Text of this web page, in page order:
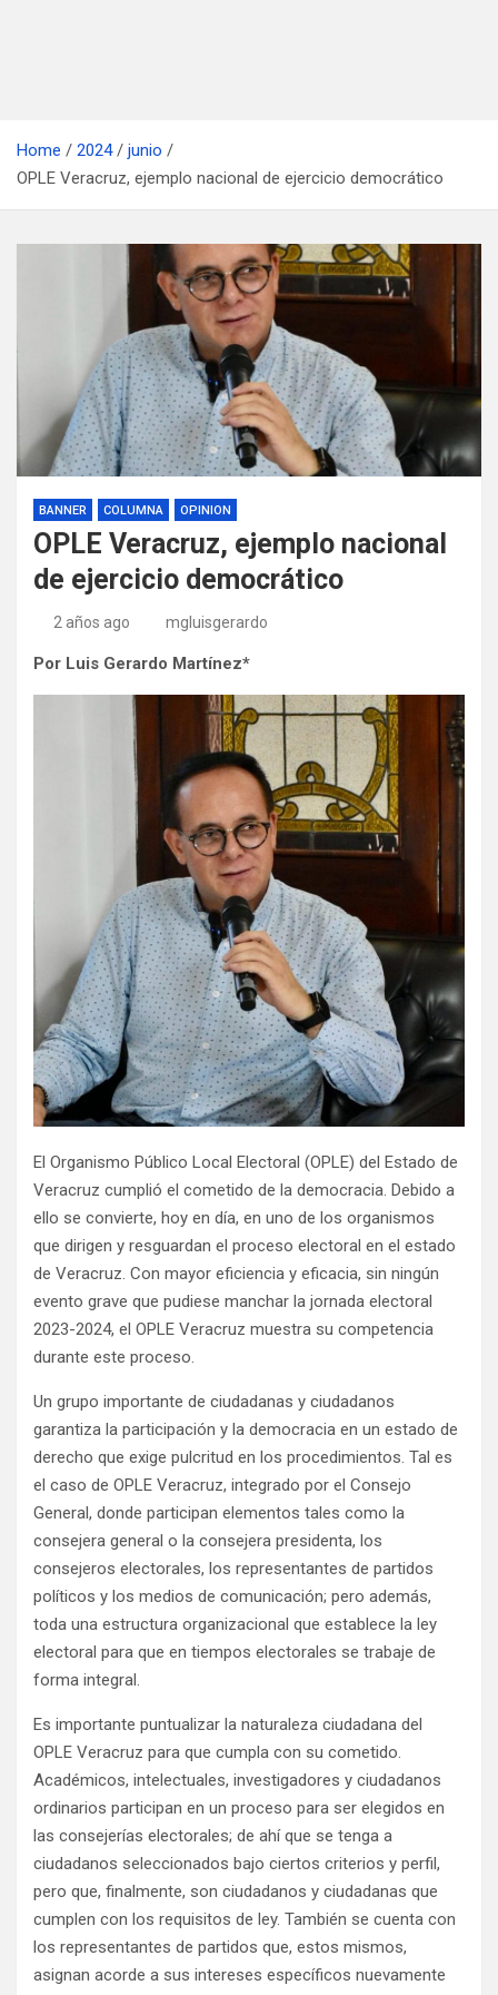
Home 2024
junio
OPLE Veracruz, ejemplo nacional de ejercicio democrático
BANNER COLUMNA OPINION
OPLE Veracruz, ejemplo nacional
de ejercicio democrático
2 años ago mgluisgerardo
Por Luis Gerardo Martínez*
El Organismo Público Local Electoral (OPLE) del Estado de
Veracruz cumplió el cometido de la democracia. Debido a
ello se convierte, hoy en día, en uno de los organismos
que dirigen y resguardan el proceso electoral en el estado
de Veracruz. Con mayor eficiencia y eficacia, sin ningún
evento grave que pudiese manchar la jornada electoral
2023-2024, el OPLE Veracruz muestra su competencia
durante este proceso.
Un grupo importante de ciudadanas y ciudadanos
garantiza la participación y la democracia en un estado de
derecho que exige pulcritud en los procedimientos. Tal es
el caso de OPLE Veracruz, integrado por el Consejo
General, donde participan elementos tales como la
consejera general o la consejera presidenta, los
consejeros electorales, los representantes de partidos
políticos y los medios de comunicación; pero además,
toda una estructura organizacional que establece la ley
electoral para que en tiempos electorales se trabaje de
forma integral.
Es importante puntualizar la naturaleza ciudadana del
OPLE Veracruz para que cumpla con su cometido.
Académicos, intelectuales, investigadores y ciudadanos
ordinarios participan en un proceso para ser elegidos en
las consejerías electorales; de ahí que se tenga a
ciudadanos seleccionados bajo ciertos criterios y perfil,
pero que, finalmente, son ciudadanos y ciudadanas que
cumplen con los requisitos de ley. También se cuenta con
los representantes de partidos que, estos mismos,
asignan acorde a sus intereses específicos nuevamente